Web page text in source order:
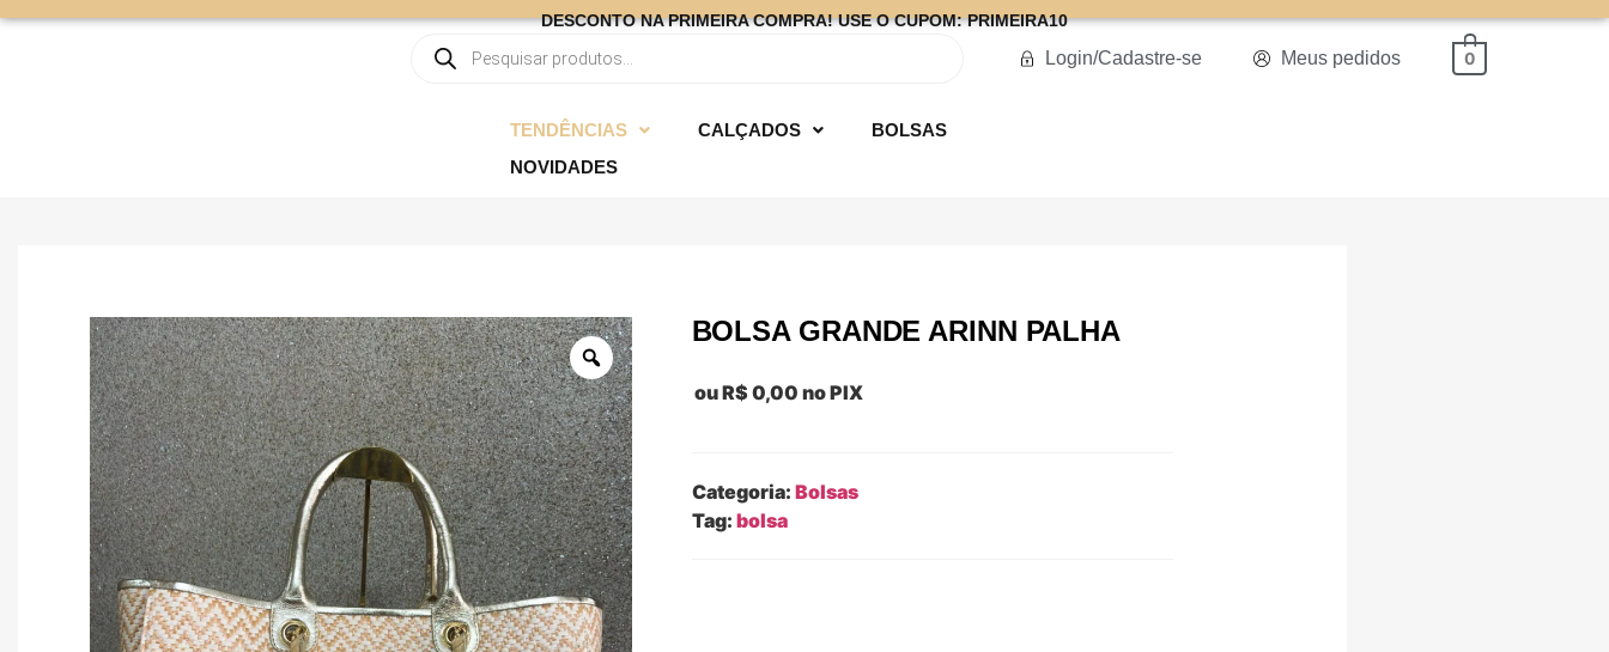
DESCONTO NA PRIMEIRA COMPRA! USE O CUPOM: PRIMEIRA10
Login/Cadastre-se Meus pedidos 0
TENDÊNCIAS CALÇADOS
BOLSAS
NOVIDADES
BOLSA GRANDE ARINN PALHA
ouR$0,00 no PIX
Categoria: Bolsas
Tag: bolsa